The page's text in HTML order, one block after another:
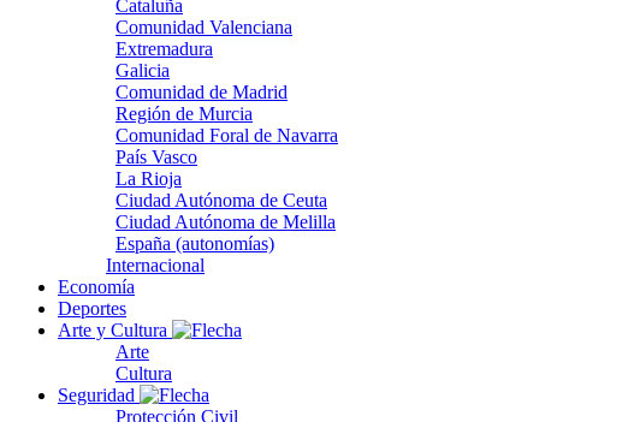
Cataluña
Comunidad Valenciana
Extremadura
Galicia
Comunidad de Madrid
Región de Murcia
Comunidad Foral de Navarra
País Vasco
La Rioja
Ciudad Autónoma de Ceuta
Ciudad Autónoma de Melilla
España (autonomías)
Internacional
Economía
Deportes
Arte y Cultura
Arte
Cultura
Seguridad
Protección Civil